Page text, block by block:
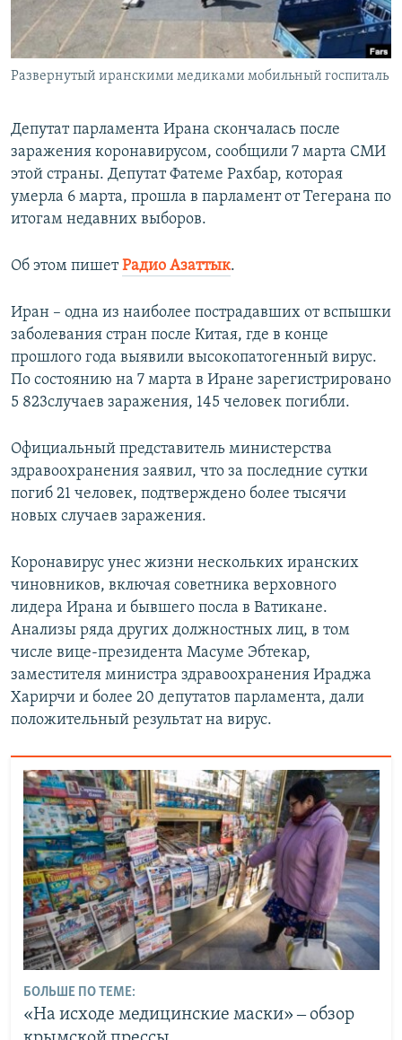
ПОБЕДИТЕЛЕЙ НЕ СУДЯТ?
КРЫМ.НЕПОКОРЕННЫЙ
ELIFBE
ПРИСОЕДИНЯЙТЕСЬ!
Все сайты RFE/RL
Развернутый иранскими медиками мобильный госпиталь
Депутат парламента Ирана скончалась после
заражения коронавирусом, сообщили 7 марта СМИ
этой страны. Депутат Фатеме Рахбар, которая
умерла 6 марта, прошла в парламент от Тегерана по
итогам недавних выборов.
Об этом пишетРадио Азаттык.
Иран – одна из наиболее пострадавших от вспышки
заболевания стран после Китая, где в конце
прошлого года выявили высокопатогенный вирус.
По состоянию на 7 марта в Иране зарегистрировано
5 823случаев заражения, 145 человек погибли.
Официальный представитель министерства
здравоохранения заявил, что за последние сутки
погиб 21 человек, подтверждено более тысячи
новых случаев заражения.
Коронавирус унес жизни нескольких иранских
чиновников, включая советника верховного
лидера Ирана и бывшего посла в Ватикане.
Анализы ряда других должностных лиц, в том
числе вице-президента Масуме Эбтекар,
заместителя министра здравоохранения Ираджа
Харирчи и более 20 депутатов парламента, дали
положительный результат на вирус.
БОЛЬШЕ ПО ТЕМЕ:
«На исходе медицинские маски» ‒ обзор